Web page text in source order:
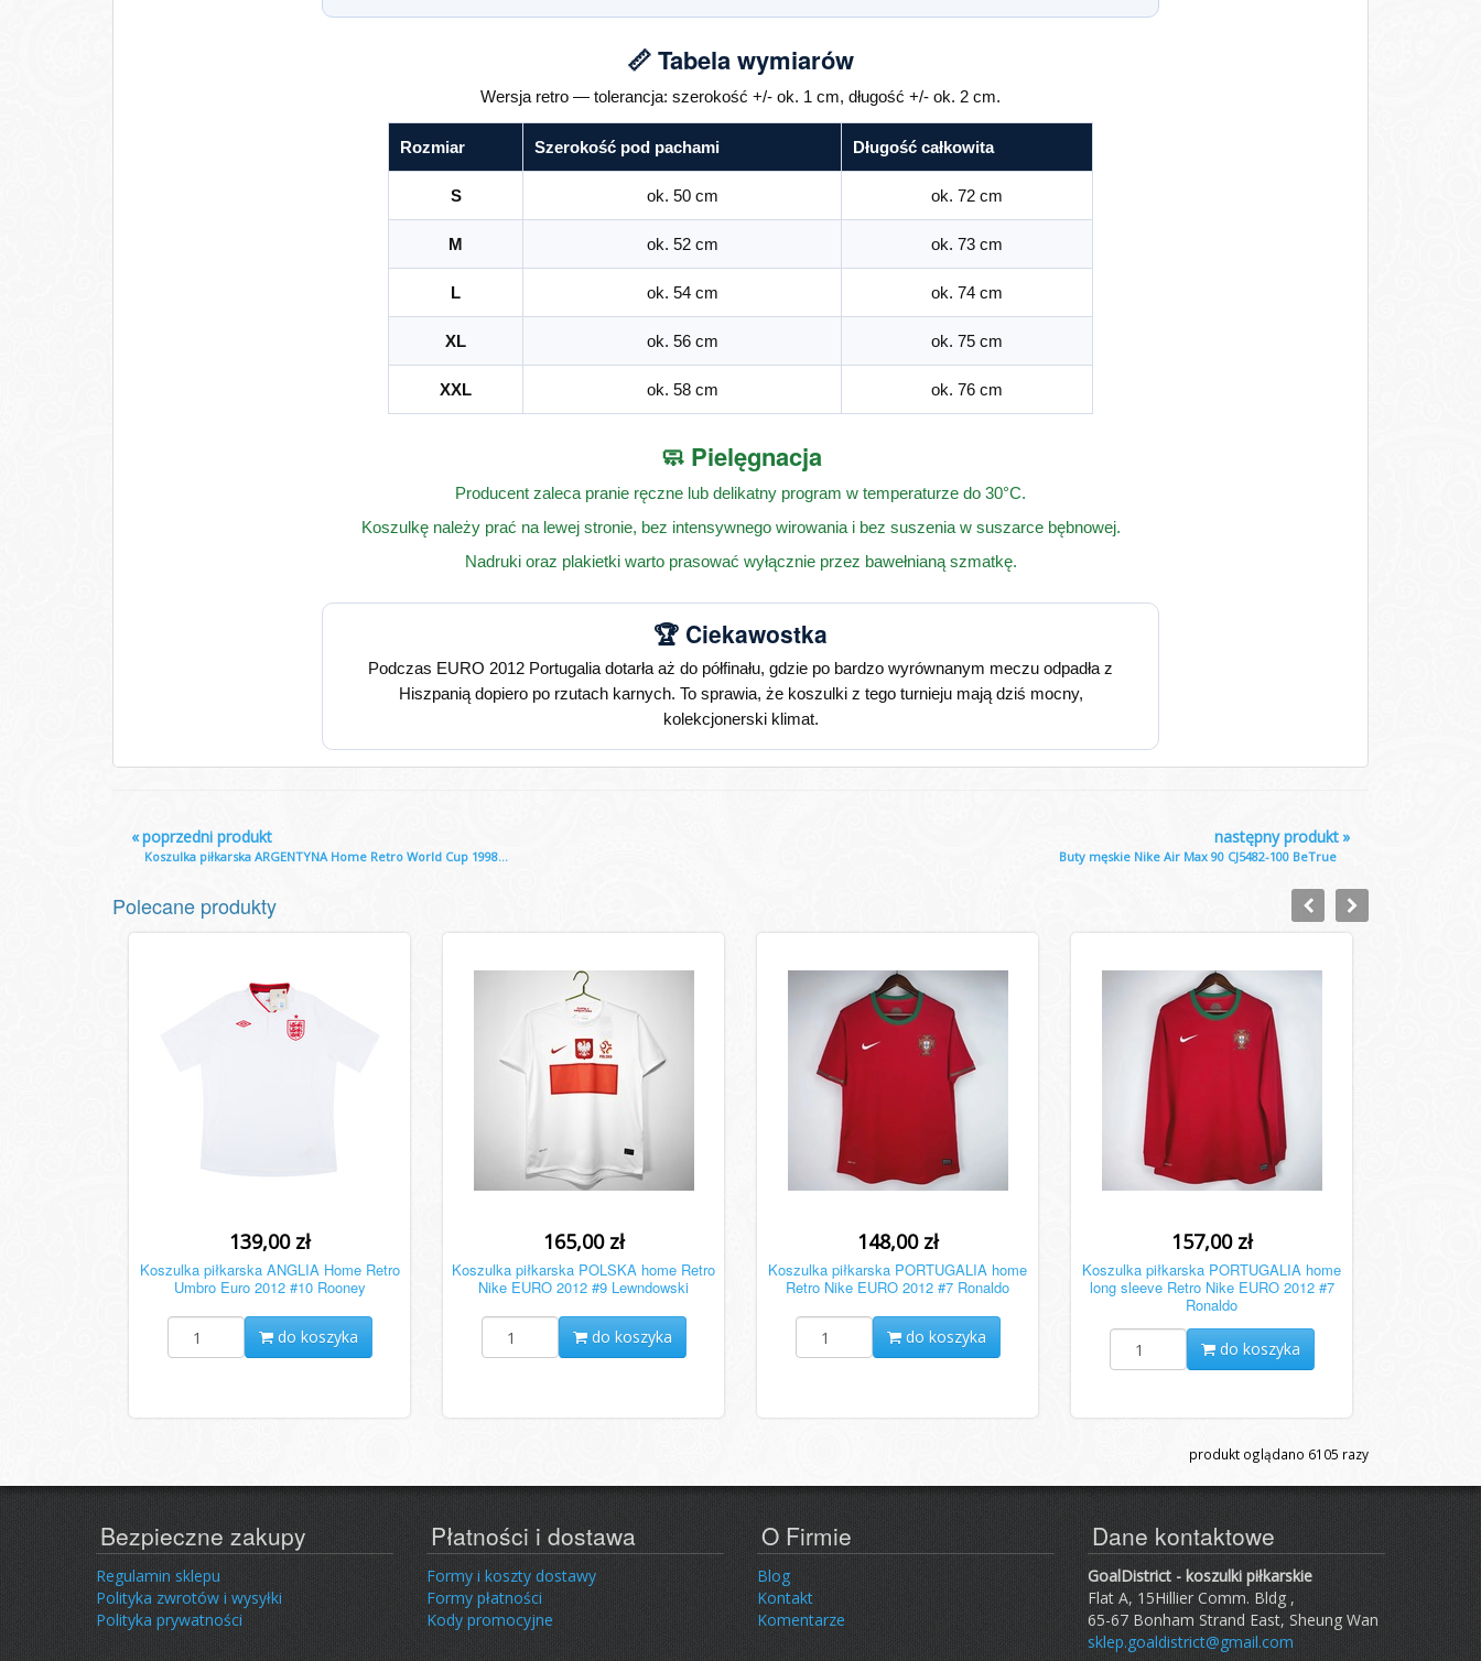
📏 Tabela wymiarów
Wersja retro — tolerancja: szerokość +/- ok. 1 cm, długość +/- ok. 2 cm.
Rozmiar Szerokość pod pachami Długość całkowita
S ok. 50 cm ok. 72 cm
M ok. 52 cm ok. 73 cm
L ok. 54 cm ok. 74 cm
XL ok. 56 cm ok. 75 cm
XXL ok. 58 cm ok. 76 cm
🧼 Pielęgnacja
Producent zaleca pranie ręczne lub delikatny program w temperaturze do 30°C.
Koszulkę należy prać na lewej stronie, bez intensywnego wirowania i bez suszenia w suszarce bębnowej.
Nadruki oraz plakietki warto prasować wyłącznie przez bawełnianą szmatkę.
🏆 Ciekawostka
Podczas EURO 2012 Portugalia dotarła aż do półfinału, gdzie po bardzo wyrównanym meczu odpadła z
Hiszpanią dopiero po rzutach karnych. To sprawia, że koszulki z tego turnieju mają dziś mocny,
kolekcjonerski klimat.
«poprzedni produkt
Koszulka piłkarska ARGENTYNA Home Retro World Cup 1998...
»
następny produkt
Buty męskie Nike Air Max 90 CJ5482-100 BeTrue
Polecane produkty
139,00 zł
Koszulka piłkarska ANGLIA Home Retro
Umbro Euro 2012 #10 Rooney
do koszyka
165,00 zł
Koszulka piłkarska POLSKA home Retro
Nike EURO 2012 #9 Lewndowski
do koszyka
148,00 zł
Koszulka piłkarska PORTUGALIA home
Retro Nike EURO 2012 #7 Ronaldo
do koszyka
157,00 zł
Koszulka piłkarska PORTUGALIA home
long sleeve Retro Nike EURO 2012 #7
Ronaldo
do koszyka
produkt oglądano 6105 razy
Bezpieczne zakupy
Regulamin sklepu
Polityka zwrotów i wysyłki
Polityka prywatności
Płatności i dostawa
Formy i koszty dostawy
Formy płatności
Kody promocyjne
O Firmie
Blog
Kontakt
Komentarze
Dane kontaktowe
GoalDistrict - koszulki piłkarskie
Flat A, 15Hillier Comm. Bldg ,
65-67 Bonham Strand East, Sheung Wan
sklep.goaldistrict@gmail.com